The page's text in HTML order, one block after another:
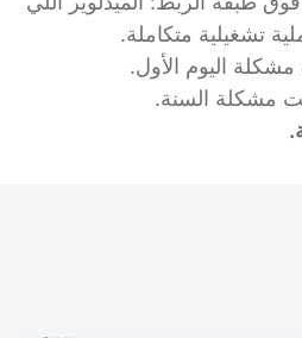
تشغيلية متكاملة.
اليوم الأول.
مشكلة السنة.